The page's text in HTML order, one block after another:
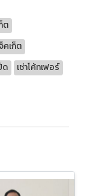
ต
คเก็ต
ด
เช่าโค้ทเฟอร์